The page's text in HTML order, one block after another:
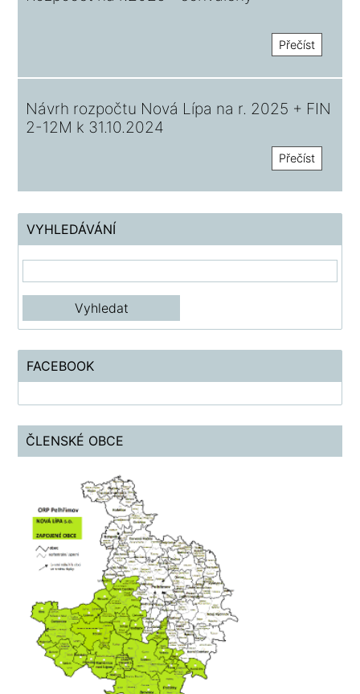
Přečíst
Návrh rozpočtu Nová Lípa na r. 2025 + FIN
2-12M k 31.10.2024
Přečíst
VYHLEDÁVÁNÍ
FACEBOOK
ČLENSKÉ OBCE